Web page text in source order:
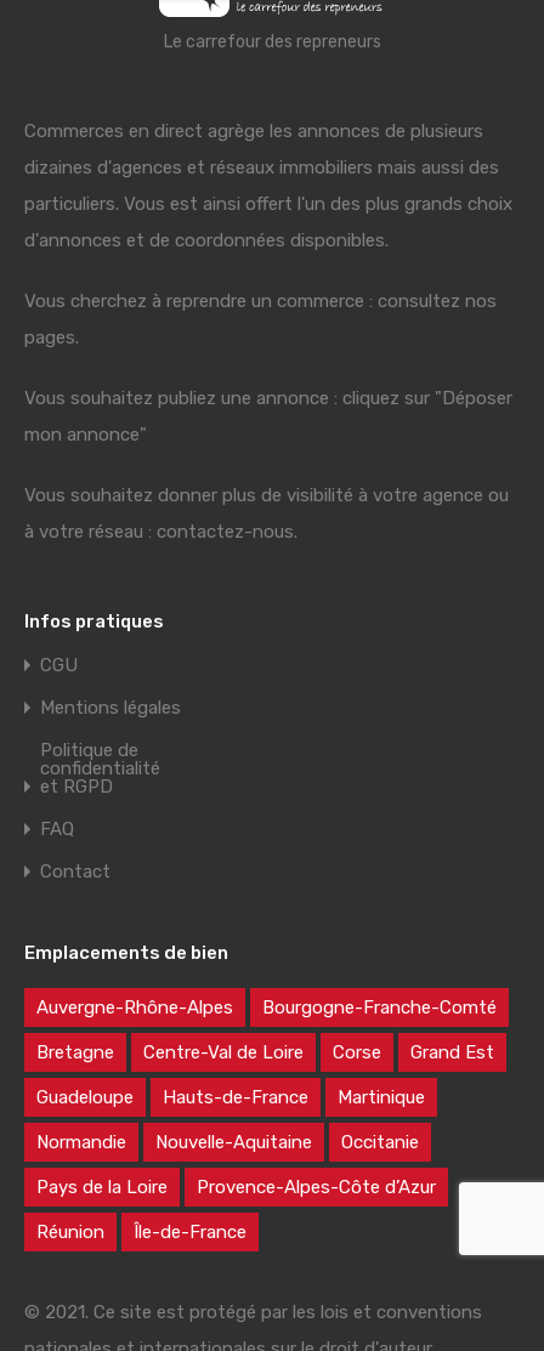
Le carrefour des repreneurs
Commerces en direct agrège les annonces de plusieurs
dizaines d'agences et réseaux immobiliers mais aussi des
particuliers. Vous est ainsi offert l'un des plus grands choix
d'annonces et de coordonnées disponibles.
Vous cherchez à reprendre un commerce : consultez nos
pages.
Vous souhaitez publiez une annonce : cliquez sur "Déposer
mon annonce"
Vous souhaitez donner plus de visibilité à votre agence ou
à votre réseau : contactez-nous.
Infos pratiques
CGU
Mentions légales
Politique de
confidentialité
et RGPD
FAQ
Contact
Emplacements de bien
Auvergne-Rhône-Alpes Bourgogne-Franche-Comté
Bretagne Centre-Val de Loire Corse Grand Est
Guadeloupe Hauts-de-France Martinique
Normandie Nouvelle-Aquitaine Occitanie
Pays de la Loire Provence-Alpes-Côte d’Azur
Réunion Île-de-France
© 2021. Ce site est protégé par les lois et conventions